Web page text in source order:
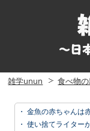
雑学unun 食べ物
・ 金魚の赤ちゃんは
・ 使い捨てライター